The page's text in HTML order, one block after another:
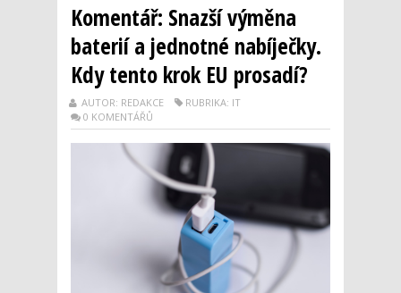
Komentář: Snazší výměna
baterií a jednotné nabíječky.
Kdy tento krok EU prosadí?
AUTOR: REDAKCE
RUBRIKA: IT
0 KOMENTÁŘŮ